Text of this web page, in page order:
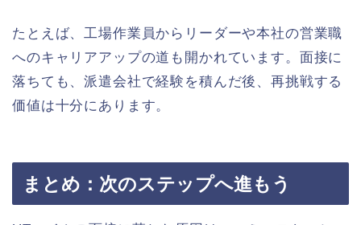
たとえば、工場作業員からリーダーや本社の営業職
へのキャリアアップの道も開かれています。面接に
落ちても、派遣会社で経験を積んだ後、再挑戦する
価値は十分にあります。
まとめ：次のステップへ進もう